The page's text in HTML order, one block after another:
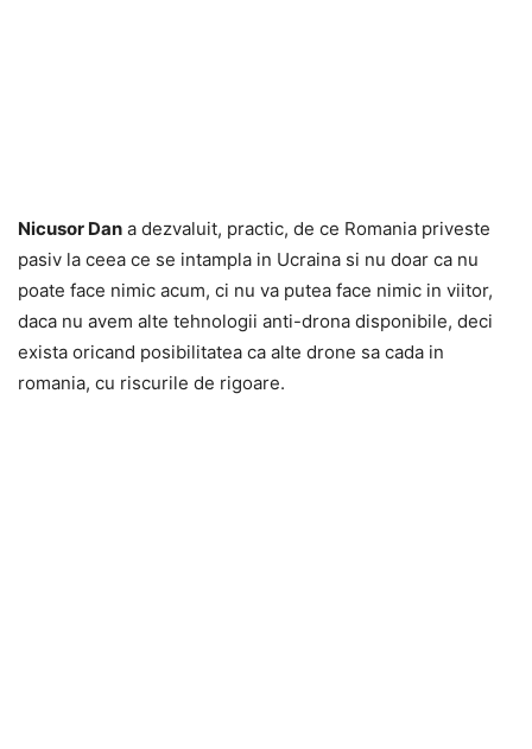
Nicusor Dan a dezvaluit, practic, de ce Romania priveste
pasiv la ceea ce se intampla in Ucraina si nu doar ca nu
poate face nimic acum, ci nu va putea face nimic in viitor,
daca nu avem alte tehnologii anti-drona disponibile, deci
exista oricand posibilitatea ca alte drone sa cada in
romania, cu riscurile de rigoare.